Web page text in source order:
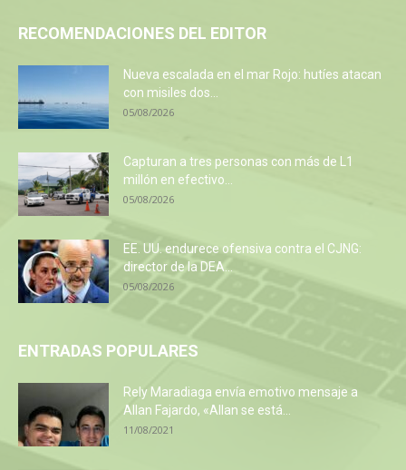
RECOMENDACIONES DEL EDITOR
Nueva escalada en el mar Rojo: hutíes atacan
con misiles dos...
05/08/2026
Capturan a tres personas con más de L1
millón en efectivo...
05/08/2026
EE. UU. endurece ofensiva contra el CJNG:
director de la DEA...
05/08/2026
ENTRADAS POPULARES
Rely Maradiaga envía emotivo mensaje a
Allan Fajardo, «Allan se está...
11/08/2021